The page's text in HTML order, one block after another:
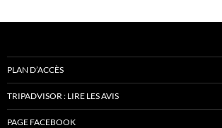
PLAN D’ACCÈS
TRIPADVISOR : LIRE LES AVIS
PAGE FACEBOOK